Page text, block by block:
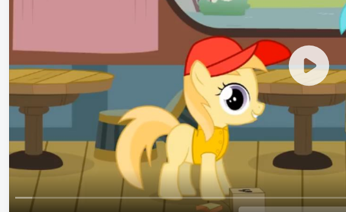
滚动 顶部
底部
防止弹幕重叠
极慢
底部